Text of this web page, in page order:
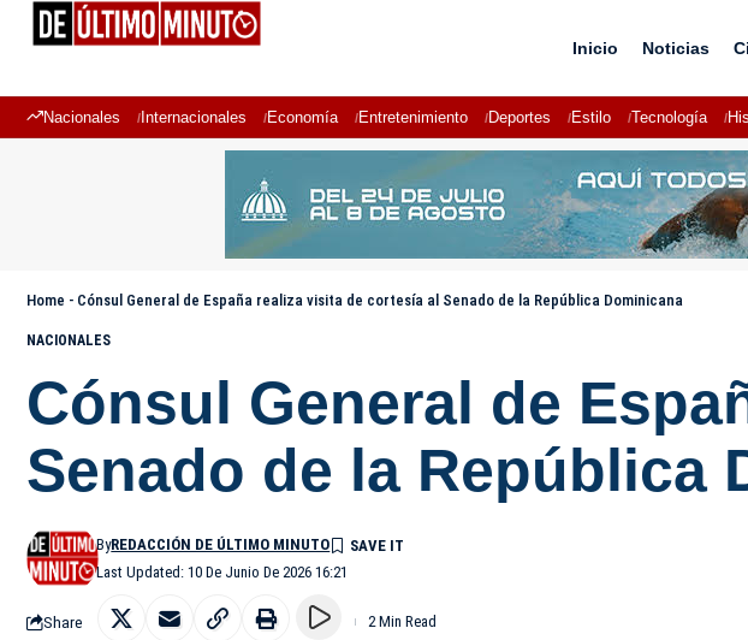
Inicio Noticias
Nacionales Internacionales Economía Entretenimiento Deportes Estilo Tecnología
Home - Cónsul General de España realiza visita de cortesía al Senado de la República Dominicana
NACIONALES
Cónsul General de
Senado de la República
Last Updated: 10 De Junio De 2026 16:21
ByREDACCIÓN DE ÚLTIMO MINUTO
Share 2 Min Read